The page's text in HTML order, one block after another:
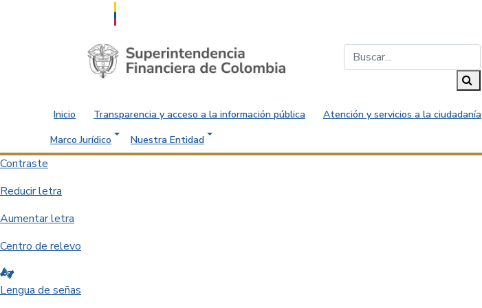
Saltar al contenido principal
Inicio Transparencia y acceso a la información pública Atención y servicios a la ciudadanía
Marco Jurídico
Nuestra Entidad
Contraste
Reducir letra
Aumentar letra
Centro de relevo
Lengua de señas